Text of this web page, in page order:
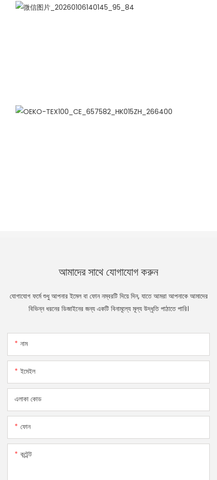
আমাদের সাথে যোগাযোগ করুন
যোগাযোগ ফর্মে শুধু আপনার ইমেল বা ফোন নম্বরটি দিয়ে দিন, যাতে আমরা আপনাকে আমাদের
বিভিন্ন ধরনের ডিজাইনের জন্য একটি বিনামূল্যে মূল্য উদ্ধৃতি পাঠাতে পারি।
নাম
ইমেইল
এলাকা কোড
ফোন
কন্টেন্ট